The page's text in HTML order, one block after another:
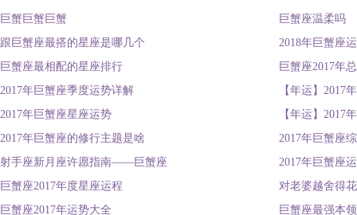
巨蟹巨蟹巨蟹
巨蟹座温柔吗
跟巨蟹座最搭的星座是哪几个
2018年巨蟹座
巨蟹座最相配的星座排行
巨蟹座2017年
2017年巨蟹座季度运势详解
【年运】2017
2017年巨蟹座星座运势
【年运】2017
2017年巨蟹座的修行主题是啥
2017年巨蟹座
射手座新月座许愿指南——巨蟹座
2017年巨蟹座
巨蟹座2017年度星座运程
对老婆越舍得
巨蟹座2017年运势大全
巨蟹座最强本